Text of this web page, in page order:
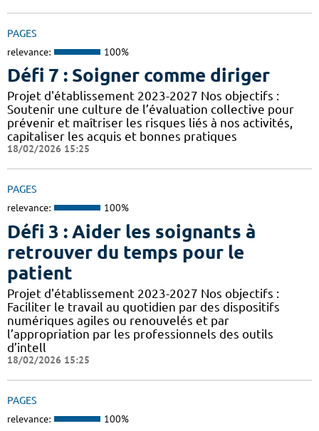
PAGES
relevance: 100%
Défi 7 : Soigner comme diriger
Projet d'établissement 2023-2027 Nos objectifs :
Soutenir une culture de l’évaluation collective pour
prévenir et maîtriser les risques liés à nos activités,
capitaliser les acquis et bonnes pratiques
18/02/2026 15:25
PAGES
relevance: 100%
Défi 3 : Aider les soignants à
retrouver du temps pour le
patient
Projet d'établissement 2023-2027 Nos objectifs :
Faciliter le travail au quotidien par des dispositifs
numériques agiles ou renouvelés et par
l’appropriation par les professionnels des outils
d’intell
18/02/2026 15:25
PAGES
relevance: 100%